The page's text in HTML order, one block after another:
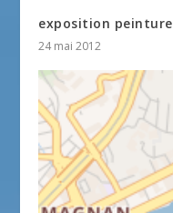
exposition peinture
24 mai 2012